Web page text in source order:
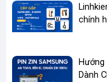
chính
Dành